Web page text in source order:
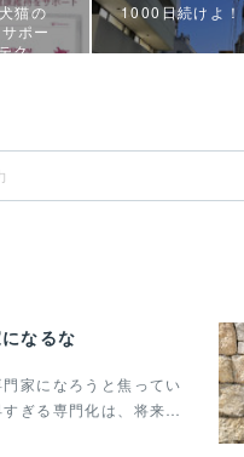
猫の
ポー
ク…
1000日続けよ！
なるな
家になろうと焦ってい
ぎる専門化は、将来…